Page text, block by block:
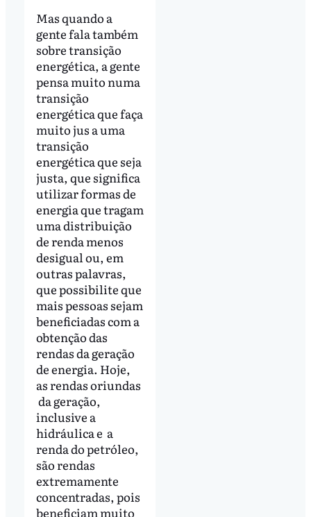
Mas quando a
gente fala também
sobre transição
energética, a gente
pensa muito numa
transição
energética que faça
muito jus a uma
transição
energética que seja
justa, que significa
utilizar formas de
energia que tragam
uma distribuição
de renda menos
desigual ou, em
outras palavras,
que possibilite que
mais pessoas sejam
beneficiadas com a
obtenção das
rendas da geração
de energia. Hoje,
as rendas oriundas
da geração,
inclusive a
hidráulica e a
renda do petróleo,
são rendas
extremamente
concentradas, pois
beneficiam muito